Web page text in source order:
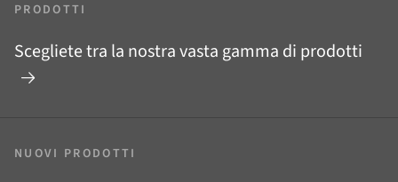
PRODOTTI
Scegliete tra la nostra vasta gamma di prodotti
NUOVI PRODOTTI